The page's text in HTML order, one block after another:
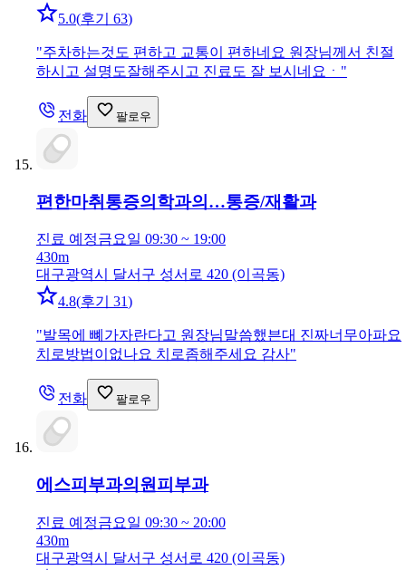
5.0(후기 63)
"주차하는것도 편하고 교통이 편하네요 원장님께서 친절
하시고 설명도잘해주시고 진료도 잘 보시네요ㆍ "
전화 팔로우
편한마취통증의학과의…통증/재활과
진료 예정금요일 09:30 ~ 19:00
430m
대구광역시 달서구 성서로 420 (이곡동)
4.8(후기 31)
"발목에 뼤가자란다고 원장님말씀했븐대 진짜너무아파요
치로방법이없나요 치로좀해주세요 감사"
전화 팔로우
에스피부과의원 피부과
진료 예정금요일 09:30 ~ 20:00
430m
대구광역시 달서구 성서로 420 (이곡동)